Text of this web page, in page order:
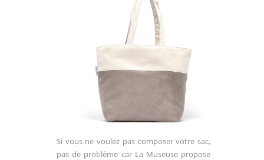
Si vous ne voulez pas composer votre sac,
pas de problème car La Museuse propose